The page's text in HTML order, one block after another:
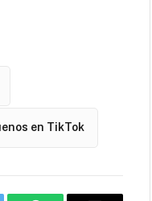
en TikTok